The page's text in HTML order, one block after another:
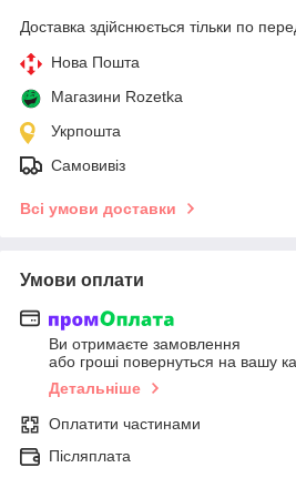
Доставка здійснюється тільки по
Нова Пошта
Магазини Rozetka
Укрпошта
Самовивіз
Всі умови доставки
Умови оплати
Ви отримаєте замовлення
або гроші повернуться на вашу
Детальніше
Оплатити частинами
Післяплата